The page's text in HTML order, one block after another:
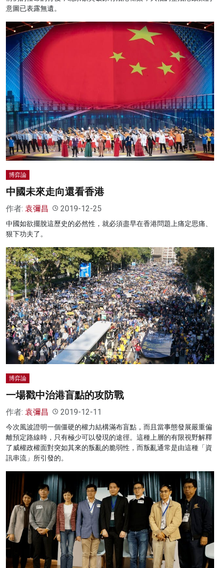
意圖已表露無遺。
博弈論
中國未來走向還看香港
作者: 袁彌昌 2019-12-25
中國如欲擺脫這歷史的必然性，就必須盡早在香港問題上痛定思痛、
狠下功夫了。
博弈論
一場戳中治港盲點的攻防戰
作者: 袁彌昌 2019-12-11
今次風波證明一個僵硬的權力結構滿布盲點，而且當事態發展嚴重偏
離預定路線時，只有極少可以發現的途徑。這種上層的有限視野解釋
了威權政權面對突如其來的叛亂的脆弱性，而叛亂通常是由這種「資
訊串流」所引發的。